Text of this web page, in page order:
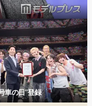
車の日”登録